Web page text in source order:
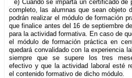
e) Cuando se imparta un certificado de
completo, las alumnas que sean objeto
podrán realizar el módulo de formación
que finalice antes del 16 de septiembre
para la actividad formativa. En caso de
el módulo de formación práctica en
quedará convalidado con la experiencia
siempre que se supere los tres
efectivo y que la actividad laboral esté
el contenido formativo de dicho módulo.